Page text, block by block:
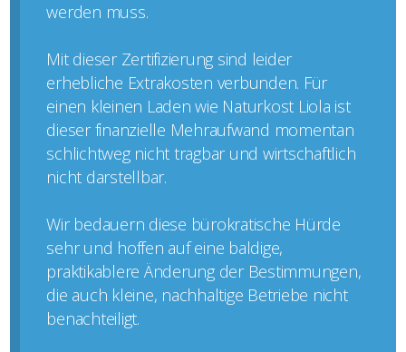
werden muss.
Mit dieser Zertifizierung sind leider
erhebliche Extrakosten verbunden. Für
einen kleinen Laden wie Naturkost Liola ist
dieser finanzielle Mehraufwand momentan
schlichtweg nicht tragbar und wirtschaftlich
nicht darstellbar.
Wir bedauern diese bürokratische Hürde
sehr und hoffen auf eine baldige,
praktikablere Änderung der Bestimmungen,
die auch kleine, nachhaltige Betriebe nicht
benachteiligt.